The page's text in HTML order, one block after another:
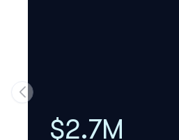
$2.7M
Passer à la diapositive